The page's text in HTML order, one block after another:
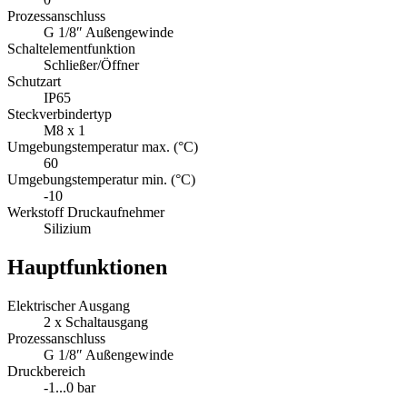
Prozessanschluss
G 1/8″ Außengewinde
Schaltelementfunktion
Schließer/Öffner
Schutzart
IP65
Steckverbindertyp
M8 x 1
Umgebungstemperatur max. (°C)
60
Umgebungstemperatur min. (°C)
-10
Werkstoff Druckaufnehmer
Silizium
Hauptfunktionen
Elektrischer Ausgang
2 x Schaltausgang
Prozessanschluss
G 1/8″ Außengewinde
Druckbereich
-1...0 bar